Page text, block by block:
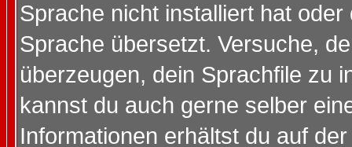
Sprache nicht installiert hat
Sprache übersetzt. Versuche,
überzeugen, dein Sprachfile zu
kannst du auch gerne selber
Informationen erhältst du auf